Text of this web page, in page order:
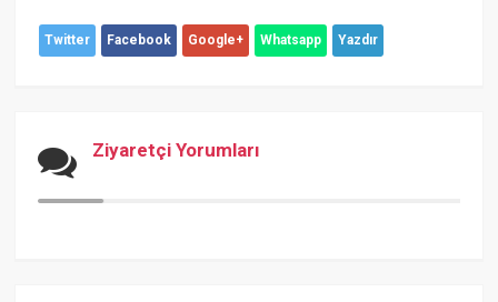
Twitter Facebook Google+ Whatsapp Yazdır
Ziyaretçi Yorumları